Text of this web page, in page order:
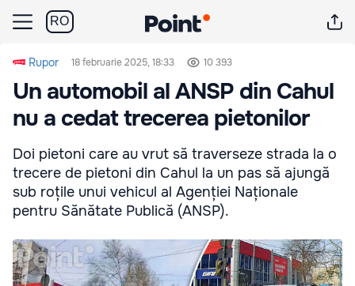
RO
Rupor 18 februarie 2025, 18:33 10 393
Un automobil al ANSP din Cahul
nu a cedat trecerea pietonilor
Doi pietoni care au vrut să traverseze strada la o
trecere de pietoni din Cahul la un pas să ajungă
sub roțile unui vehicul al Agenției Naționale
pentru Sănătate Publică (ANSP).